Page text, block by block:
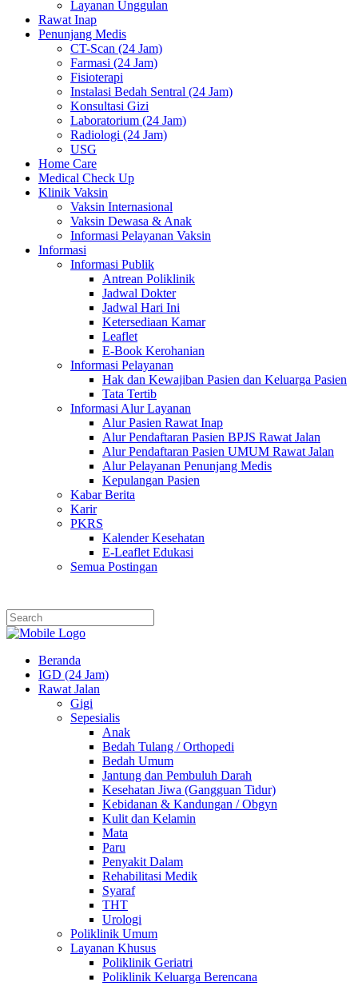
Layanan Unggulan
Rawat Inap
Penunjang Medis
CT-Scan (24 Jam)
Farmasi (24 Jam)
Fisioterapi
Instalasi Bedah Sentral (24 Jam)
Konsultasi Gizi
Laboratorium (24 Jam)
Radiologi (24 Jam)
USG
Home Care
Medical Check Up
Klinik Vaksin
Vaksin Internasional
Vaksin Dewasa & Anak
Informasi Pelayanan Vaksin
Informasi
Informasi Publik
Antrean Poliklinik
Jadwal Dokter
Jadwal Hari Ini
Ketersediaan Kamar
Leaflet
E-Book Kerohanian
Informasi Pelayanan
Hak dan Kewajiban Pasien dan Keluarga Pasien
Tata Tertib
Informasi Alur Layanan
Alur Pasien Rawat Inap
Alur Pendaftaran Pasien BPJS Rawat Jalan
Alur Pendaftaran Pasien UMUM Rawat Jalan
Alur Pelayanan Penunjang Medis
Kepulangan Pasien
Kabar Berita
Karir
PKRS
Kalender Kesehatan
E-Leaflet Edukasi
Semua Postingan
Beranda
IGD (24 Jam)
Rawat Jalan
Gigi
Sepesialis
Anak
Bedah Tulang / Orthopedi
Bedah Umum
Jantung dan Pembuluh Darah
Kesehatan Jiwa (Gangguan Tidur)
Kebidanan & Kandungan / Obgyn
Kulit dan Kelamin
Mata
Paru
Penyakit Dalam
Rehabilitasi Medik
Syaraf
THT
Urologi
Poliklinik Umum
Layanan Khusus
Poliklinik Geriatri
Poliklinik Keluarga Berencana